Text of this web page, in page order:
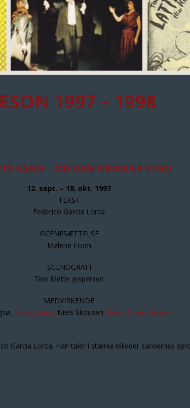
1997 – 1998
SANG – OG DEN GRØNNE VIND
12. sept. – 18. okt. 1997
TEKST
Federico García Lorca
ISCENESÆTTELSE
Malene From
SCENOGRAFI
Tine Mette Jespersen
MEDVIRKENDE
Maria Stenz, Niels Skousen, Peter Oliver Hansen
García Lorca. Han taler i stærke billeder sansernes